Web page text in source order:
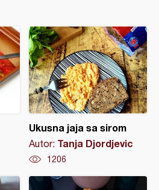
Ukusna jaja sa sirom
Autor: Tanja Djordjevic
1206